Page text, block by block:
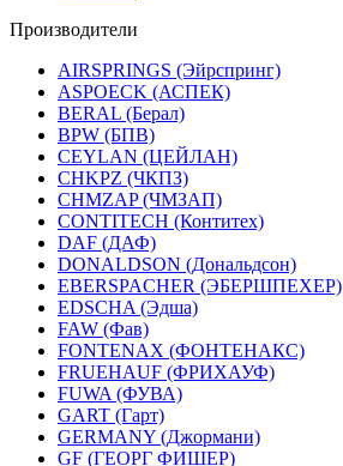
Производители
AIRSPRINGS (Эйрспринг)
ASPOECK (АСПЕК)
BERAL (Берал)
BPW (БПВ)
CEYLAN (ЦЕЙЛАН)
CHKPZ (ЧКПЗ)
CHMZAP (ЧМЗАП)
CONTITECH (Контитех)
DAF (ДАФ)
DONALDSON (Дональдсон)
EBERSPACHER (ЭБЕРШПЕХЕР)
EDSCHA (Эдша)
FAW (Фав)
FONTENAX (ФОНТЕНАКС)
FRUEHAUF (ФРИХАУФ)
FUWA (ФУВА)
GART (Гарт)
GERMANY (Джормани)
GF (ГЕОРГ ФИШЕР)